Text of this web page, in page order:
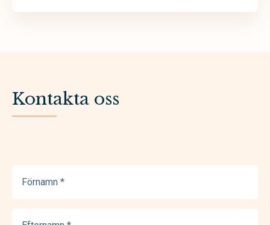
Kontakta oss
(Required)